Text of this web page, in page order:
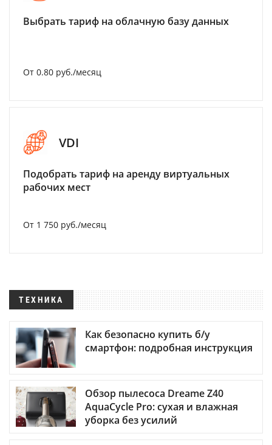
Выбрать тариф на облачную базу данных
От 0.80 руб./месяц
VDI
Подобрать тариф на аренду виртуальных
рабочих мест
От 1 750 руб./месяц
ТЕХНИКА
Как безопасно купить б/у
смартфон: подробная инструкция
Обзор пылесоса Dreame Z40
AquaCycle Pro: сухая и влажная
уборка без усилий